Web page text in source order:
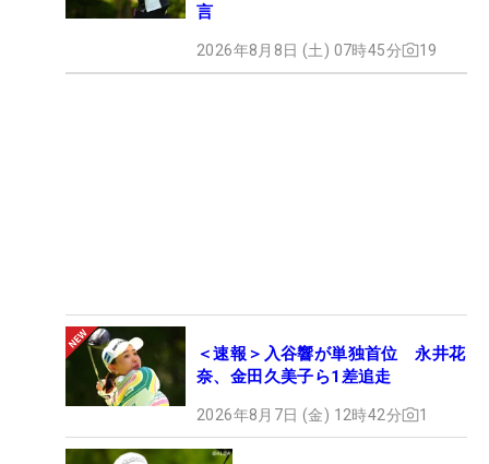
言
2026年8月8日 (土) 07時45分 19
＜速報＞入谷響が単独首位 永井花
奈、金田久美子ら1差追走
2026年8月7日 (金) 12時42分 1